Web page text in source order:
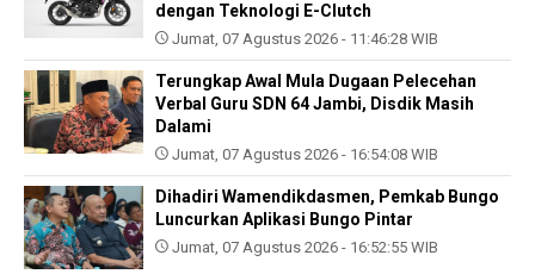
dengan Teknologi E-Clutch
Jumat, 07 Agustus 2026 - 11:46:28 WIB
Terungkap Awal Mula Dugaan Pelecehan
Verbal Guru SDN 64 Jambi, Disdik Masih
Dalami
Jumat, 07 Agustus 2026 - 16:54:08 WIB
Dihadiri Wamendikdasmen, Pemkab Bungo
Luncurkan Aplikasi Bungo Pintar
Jumat, 07 Agustus 2026 - 16:52:55 WIB